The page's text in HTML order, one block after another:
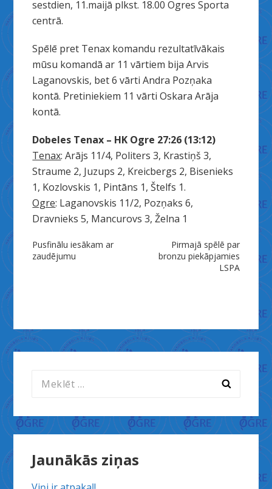
sestdien, 11.maijā plkst. 18.00 Ogres Sporta
centrā.
Spēlē pret Tenax komandu rezultatīvākais
mūsu komandā ar 11 vārtiem bija Arvis
Laganovskis, bet 6 vārti Andra Pozņaka
kontā. Pretiniekiem 11 vārti Oskara Arāja
kontā.
Dobeles Tenax – HK Ogre 27:26 (13:12)
Tenax: Arājs 11/4, Politers 3, Krastiņš 3,
Straume 2, Juzups 2, Kreicbergs 2, Bisenieks
1, Kozlovskis 1, Pintāns 1, Štelfs 1.
Ogre: Laganovskis 11/2, Pozņaks 6,
Dravnieks 5, Mancurovs 3, Želna 1
Ziņu
Pusfinālu iesākam ar
zaudējumu
Pirmajā spēlē par
bronzu piekāpjamies
LSPA
Meklēt:
Jaunākās ziņas